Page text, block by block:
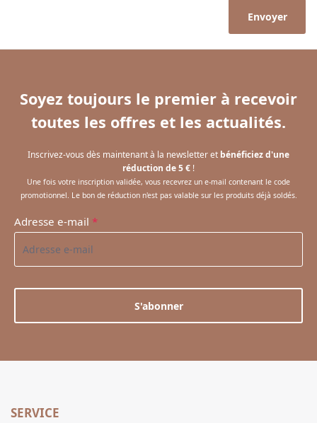
Envoyer
Soyez toujours le premier à recevoir
toutes les offres et les actualités.
Inscrivez-vous dès maintenant à la newsletter et bénéficiez d'une
réduction de 5 € !
Une fois votre inscription validée, vous recevrez un e-mail contenant le code
promotionnel. Le bon de réduction n'est pas valable sur les produits déjà soldés.
Adresse e-mail *
S'abonner
SERVICE